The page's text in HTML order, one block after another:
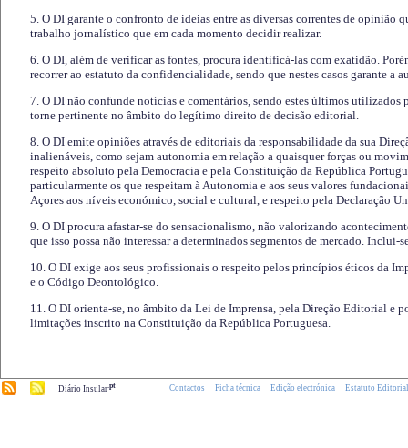
5. O DI garante o confronto de ideias entre as diversas correntes de opinião
trabalho jornalístico que em cada momento decidir realizar.
6. O DI, além de verificar as fontes, procura identificá-las com exatidão.
recorrer ao estatuto da confidencialidade, sendo que nestes casos garante a
7. O DI não confunde notícias e comentários, sendo estes últimos utilizados
torne pertinente no âmbito do legítimo direito de decisão editorial.
8. O DI emite opiniões através de editoriais da responsabilidade da sua
inalienáveis, como sejam autonomia em relação a quaisquer forças ou
respeito absoluto pela Democracia e pela Constituição da República
particularmente os que respeitam à Autonomia e aos seus valores
Açores aos níveis económico, social e cultural, e respeito pela Declaração
9. O DI procura afastar-se do sensacionalismo, não valorizando
que isso possa não interessar a determinados segmentos de mercado.
10. O DI exige aos seus profissionais o respeito pelos princípios éticos da
e o Código Deontológico.
11. O DI orienta-se, no âmbito da Lei de Imprensa, pela Direção Editorial e
limitações inscrito na Constituição da República Portuguesa.
Diário Insular.pt Contactos Ficha técnica Edição electrónica Estatuto Editorial